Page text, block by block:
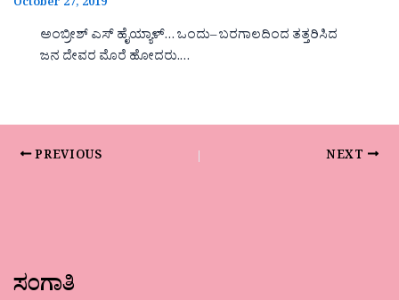
October 27, 2019
ಅಂಬ್ರೀಶ್ ಎಸ್ ಹೈಯ್ಯಾಳ್… ಒಂದು– ಬರಗಾಲದಿಂದ ತತ್ತರಿಸಿದ
ಜನ ದೇವರ ಮೊರೆ ಹೋದರು.…
PREVIOUS NEXT
ಸಂಗಾತಿ